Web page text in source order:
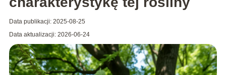
Data publikacji: 2025-08-25
Data aktualizacji: 2026-06-24